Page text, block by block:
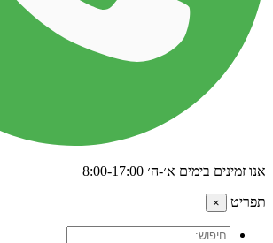
אנו זמינים בימים א׳-ה׳ 8:00-17:00
תפריט ×